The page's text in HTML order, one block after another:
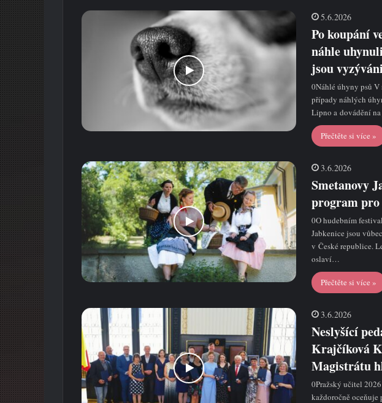
5.6.2026
Po koupání
náhle
jsou
0Náhlé úhyny psů
případy náhlých
Lipno a dovádění
Přečtěte si více »
3.6.2026
Smetanovy
program pro
0O hudebním
Jabkenice jsou
v České republice.
oslaví…
Přečtěte si více »
3.6.2026
Neslyšící
Krajčíková
Magistrátu
0Pražský učitel
každoročně